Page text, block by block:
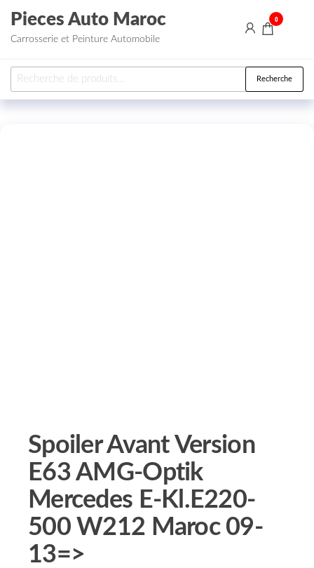
Aller au contenu
Pieces Auto Maroc
Carrosserie et Peinture Automobile
0
Recherche pour : Recherche
Spoiler Avant Version
E63 AMG-Optik
Mercedes E-Kl.E220-
500 W212 Maroc 09-
13=>